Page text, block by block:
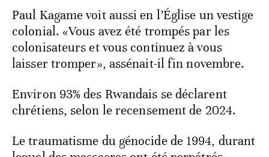
Paul Kagame voit aussi en l’Église un vestige
colonial. «Vous avez été trompés par les
colonisateurs et vous continuez à vous
laisser tromper», assénait-il fin novembre.
Environ 93% des Rwandais se déclarent
chrétiens, selon le recensement de 2024.
Le traumatisme du génocide de 1994, durant